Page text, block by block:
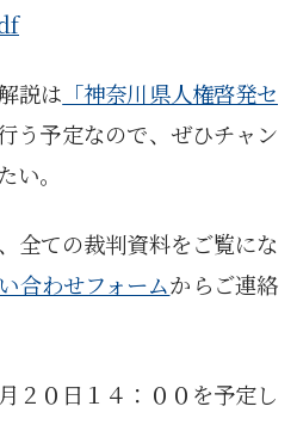
説は 「神奈川県人権啓発セ
う予定なので、ぜひチャン
。
全ての裁判資料をご覧にな
合わせフォームからご連絡
２０日１４：００を予定し